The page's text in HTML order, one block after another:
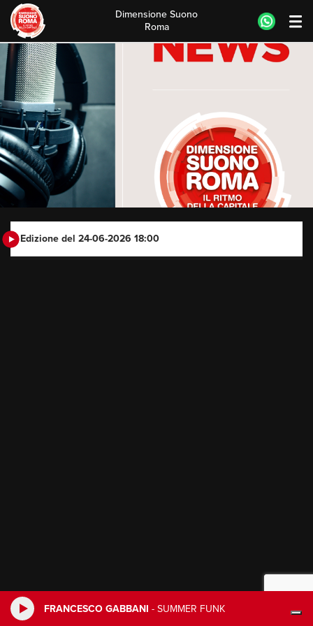
FRANCESCO GABBANI - SUMMER FUNK
Skip
to
content
Dimensione Suono
Roma
Edizione del 24-06-2026 18:00